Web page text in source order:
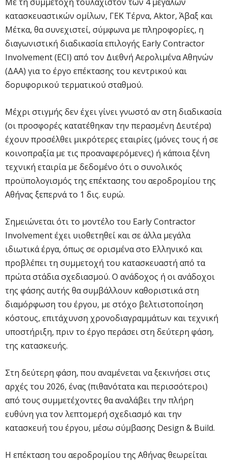
κατασκευαστικών ομίλων, ΓΕΚ Τέρνα, Aktor, Άβαξ και
Μέτκα, θα συνεχιστεί, σύμφωνα με πληροφορίες, η
διαγωνιστική διαδικασία επιλογής Early Contractor
Involvement (ECI) από τον Διεθνή Αερολιμένα Αθηνών
(ΔΑΑ) για το έργο επέκτασης του κεντρικού και
δορυφορικού τερματικού σταθμού.
Μέχρι στιγμής δεν έχει γίνει γνωστό αν στη διαδικασία
(οι προσφορές κατατέθηκαν την περασμένη Δευτέρα)
έχουν προσέλθει μικρότερες εταιρίες (μόνες τους ή σε
κοινοπραξία με τις προαναφερόμενες) ή κάποια ξένη
τεχνική εταιρία με δεδομένο ότι ο συνολικός
προϋπολογισμός της επέκτασης του αεροδρομίου της
Αθήνας ξεπερνά το 1 δις. ευρώ.
Σημειώνεται ότι το μοντέλο του Early Contractor
Involvement έχει υιοθετηθεί και σε άλλα μεγάλα
ιδιωτικά έργα, όπως σε ορισμένα στο Ελληνικό και
προβλέπει τη συμμετοχή του κατασκευαστή από τα
πρώτα στάδια σχεδιασμού. Ο ανάδοχος ή οι ανάδοχοι
της φάσης αυτής θα συμβάλλουν καθοριστικά στη
διαμόρφωση του έργου, με στόχο βελτιστοποίηση
κόστους, επιτάχυνση χρονοδιαγραμμάτων και τεχνική
υποστήριξη, πριν το έργο περάσει στη δεύτερη φάση,
της κατασκευής.
Στη δεύτερη φάση, που αναμένεται να ξεκινήσει στις
αρχές του 2026, ένας (πιθανότατα και περισσότεροι)
από τους συμμετέχοντες θα αναλάβει την πλήρη
ευθύνη για τον λεπτομερή σχεδιασμό και την
κατασκευή του έργου, μέσω σύμβασης Design & Build.
Η επέκταση του αεροδρομίου της Αθήνας θεωρείται